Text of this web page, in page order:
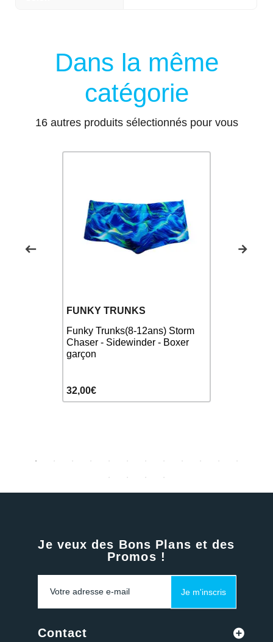
Dans la même
catégorie
16 autres produits sélectionnés pour vous
FUNKY TRUNKS
Funky Trunks(8-12ans) Storm
Chaser - Sidewinder - Boxer
garçon
32,00€
Je veux des Bons Plans et des
Promos !
Je m'inscris
Contact